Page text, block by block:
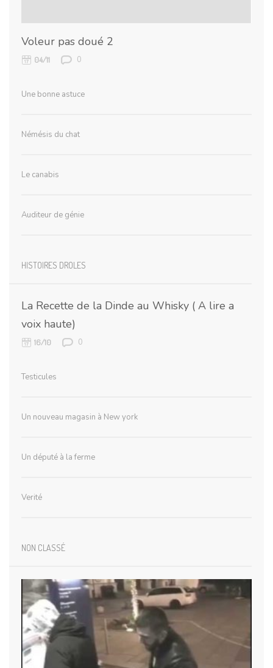
Voleur pas doué 2
04/11 0
Une bonne astuce
Némésis du chat
Le canabis
Auditeur de génie
HISTOIRES DROLES
La Recette de la Dinde au Whisky ( A lire a
voix haute)
16/10 0
Testicules
Un nouveau magasin à New york
Un député à la ferme
Verité
NON CLASSÉ